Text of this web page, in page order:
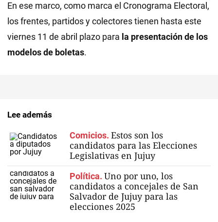
En ese marco, como marca el Cronograma Electoral,
los frentes, partidos y colectores tienen hasta este
viernes 11 de abril plazo para la presentación de los
modelos de boletas.
Lee además
Comicios. Estos son los
candidatos para las Elecciones
Legislativas en Jujuy
Política. Uno por uno, los
candidatos a concejales de San
Salvador de Jujuy para las
elecciones 2025